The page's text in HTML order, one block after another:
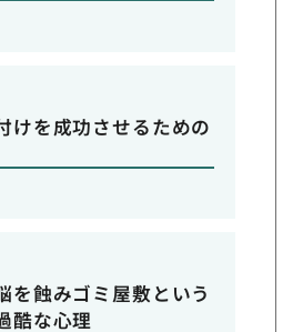
けを成功させるための
を蝕みゴミ屋敷という
酷な心理